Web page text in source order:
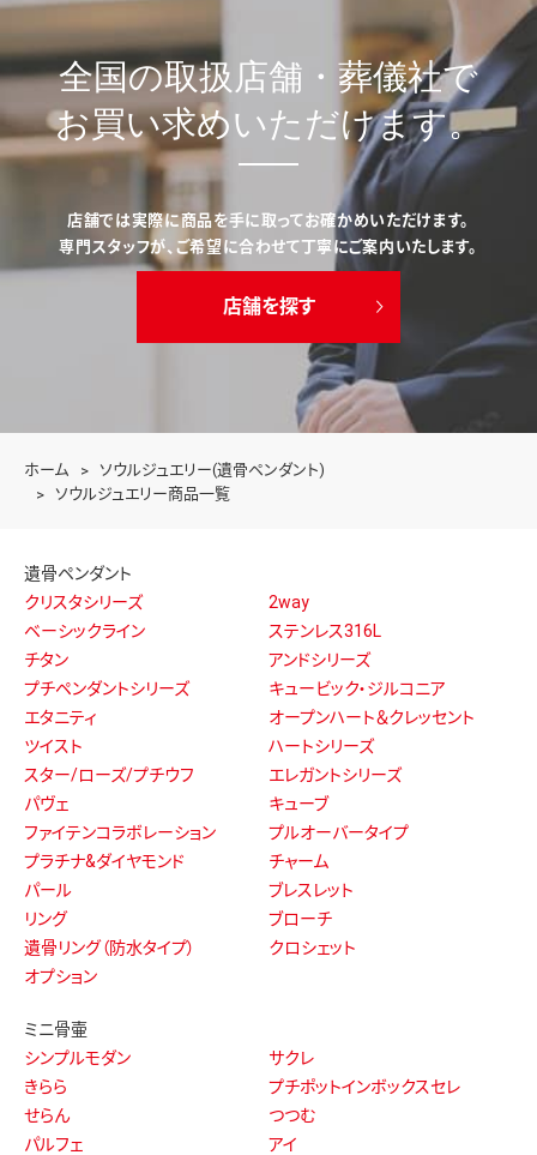
ホーム
ソウルジュエリー(遺骨ペンダント)
ソウルジュエリー商品一覧
全国の取扱店舗・葬儀社で
お買い求めいただけます。
店舗では実際に商品を手に取ってお確かめいただけます。
専門スタッフが、ご希望に合わせて丁寧にご案内いたします。
店舗を探す
遺骨ペンダント
クリスタシリーズ
2way
ベーシックライン
ステンレス316L
チタン
アンドシリーズ
プチペンダントシリーズ
キュービック・ジルコニア
エタニティ
オープンハート＆クレッセント
ツイスト
ハートシリーズ
スター/ローズ/プチウフ
エレガントシリーズ
パヴェ
キューブ
ファイテンコラボレーション
プルオーバータイプ
プラチナ&ダイヤモンド
チャーム
パール
ブレスレット
リング
ブローチ
遺骨リング（防水タイプ）
クロシェット
オプション
ミニ骨壷
シンプルモダン
サクレ
きらら
プチポットインボックスセレ
せらん
つつむ
パルフェ
アイ